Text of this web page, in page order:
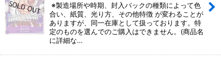
※製造場所や時期、封入パックの種類によって色
合い、紙質、光り方、その他特徴 が変わることが
ありますが、同一在庫として扱っております。特
定のものを選んでのご購入はできません。(商品名
に詳細な…